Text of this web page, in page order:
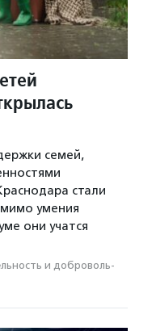
семей,
стали
умения
они учатся
и доброволь­